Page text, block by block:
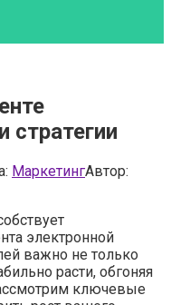
стратегии
МаркетингАвтор:
электронной
важно не только
расти, обгоняя
ключевые